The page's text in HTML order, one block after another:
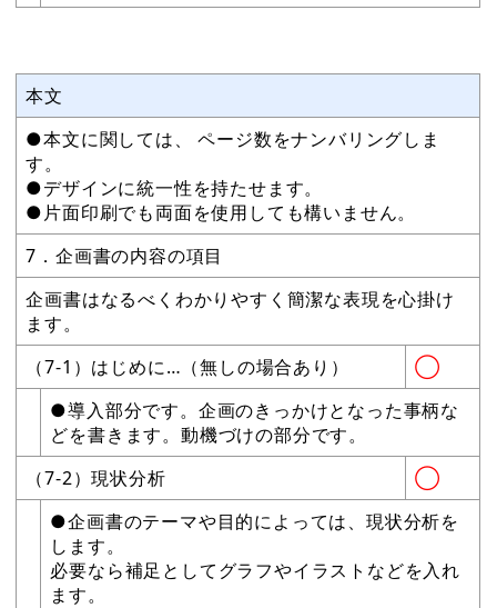
本文
●本文に関しては、 ページ数をナンバリングしま
す。
●デザインに統一性を持たせます。
●片面印刷でも両面を使用しても構いません。
7．企画書の内容の項目
企画書はなるべくわかりやすく簡潔な表現を心掛け
ます。
（7-1）はじめに…（無しの場合あり）
◯
●導入部分です。企画のきっかけとなった事柄な
どを書きます。動機づけの部分です。
（7-2）現状分析
◯
●企画書のテーマや目的によっては、現状分析を
します。
必要なら補足としてグラフやイラストなどを入れ
ます。